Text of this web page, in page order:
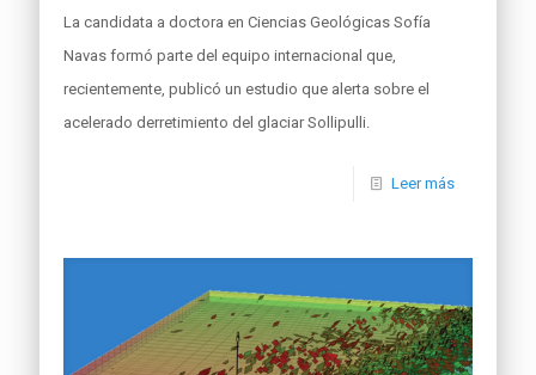
La candidata a doctora en Ciencias Geológicas Sofía
Navas formó parte del equipo internacional que,
recientemente, publicó un estudio que alerta sobre el
acelerado derretimiento del glaciar Sollipulli.
Leer más